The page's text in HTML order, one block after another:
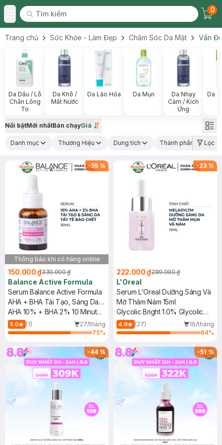
Toggle Menu
Tìm kiếm
Tìm kiếm
0
Trang chủ Sức Khỏe - Làm Đẹp Chăm Sóc Da Mặt Vấn
Da Dầu / Lỗ
Chân Lông
To
Da Khô /
Mất Nước
Da Lão Hóa Da Mụn
Da Nhạy
Cảm / Kích
Ứng
Da
Nổi bậtMới nhấtBán chạyGiá
Danh mục Thương Hiệu Dung tích Thành phần nổi bật
Lọc
-55 %
Thông báo khi có hàng online
150.000 ₫330.000 ₫
Balance Active Formula
Serum Balance Active Formula
AHA + BHA Tái Tạo, Sáng Da
30ml
AHA 10% + BHA 2% 10 Minute
Treatment Serum - Resurface
& Brighten
5.0 (1)
27/tháng
75%
-23 %
222.000 ₫289.000 ₫
L'Oreal
Serum L'Oreal Dưỡng Sáng Và
Mờ Thâm Nám 15ml
Glycolic Bright 1.0% Glycolic
Acid (AHA)
4.9 (27)
16/tháng
64%
-44% -51%